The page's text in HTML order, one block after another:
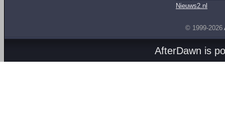
Nieuws2.nl
© 1999-2026
AfterDawn is